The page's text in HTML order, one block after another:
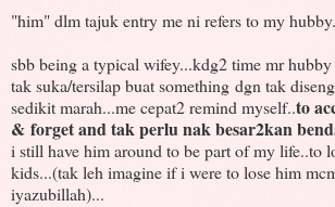
"him" dlm tajuk entry me ni refers to my
sbb being a typical wifey...kdg2 time mr hubby
tak suka/tersilap buat something dgn tak
sedikit marah...me cepat2 remind myself..to
& forget and tak perlu nak besar2kan
i still have him around to be part of my life..to
kids...(tak leh imagine if i were to lose him
iyazubillah)...